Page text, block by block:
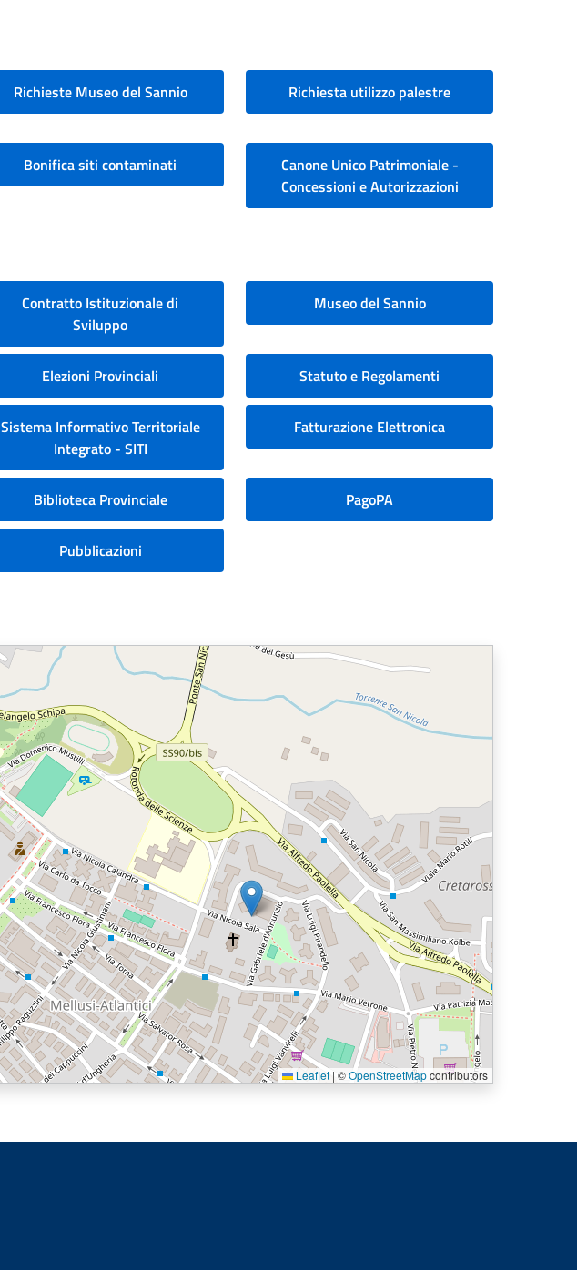
Richieste Museo del Sannio Richiesta utilizzo palestre
Bonifica siti contaminati
Canone Unico Patrimoniale -
Concessioni e Autorizzazioni
Contratto Istituzionale di
Sviluppo
Museo del Sannio
Elezioni Provinciali Statuto e Regolamenti
Sistema Informativo Territoriale
Integrato - SITI
Fatturazione Elettronica
Biblioteca Provinciale PagoPA
Pubblicazioni
Leaflet | ©OpenStreetMapcontributors